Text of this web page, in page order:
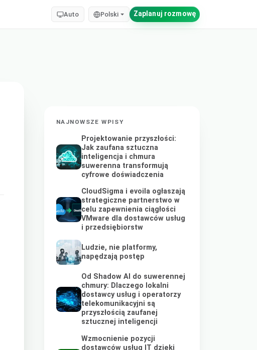
Auto Polski Zaplanuj rozmowę
NAJNOWSZE WPISY
Projektowanie przyszłości:
Jak zaufana sztuczna
inteligencja i chmura
suwerenna transformują
cyfrowe doświadczenia
CloudSigma i evoila ogłaszają
strategiczne partnerstwo w
celu zapewnienia ciągłości
VMware dla dostawców usług
i przedsiębiorstw
Ludzie, nie platformy,
napędzają postęp
Od Shadow AI do suwerennej
chmury: Dlaczego lokalni
dostawcy usług i operatorzy
telekomunikacyjni są
przyszłością zaufanej
sztucznej inteligencji
Wzmocnienie pozycji
dostawców usług IT dzięki